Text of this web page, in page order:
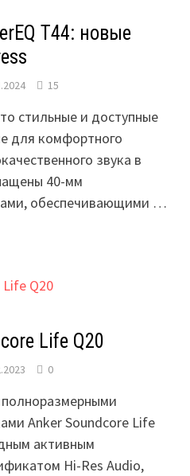
T44: новые
15
стильные и доступные
для комфортного
звука в
40-мм
обеспечивающими …
Life Q20
0
Anker Soundcore Life
активным
Hi-Res Audio,